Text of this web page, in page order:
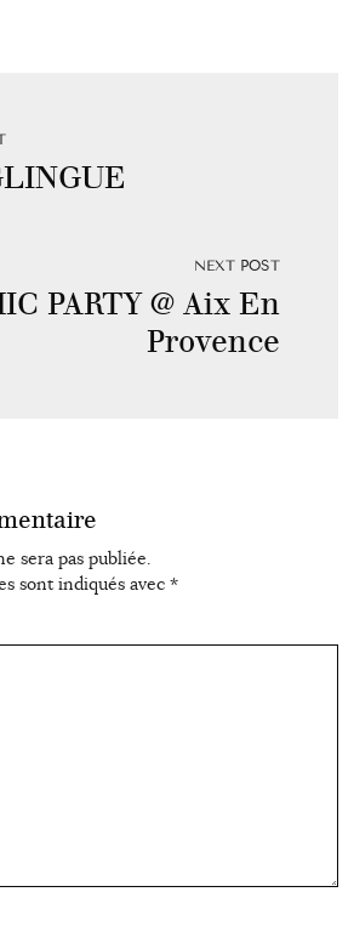
NEXT POST
PARTY @ Aix En
Provence
sera pas publiée.
sont indiqués avec *